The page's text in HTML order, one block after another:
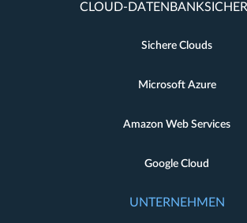
CLOUD-
Sichere Clouds
Microsoft Azure
Amazon Web Services
Google Cloud
UNTERNEHMEN